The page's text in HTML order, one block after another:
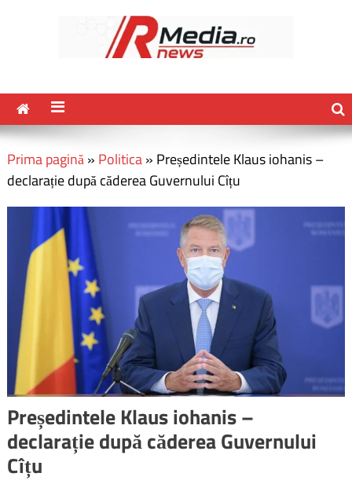
Prima pagină» Politica» Președintele Klaus iohanis –
declarație după căderea Guvernului Cîțu
Președintele Klaus iohanis –
declarație după căderea Guvernului
Cîțu